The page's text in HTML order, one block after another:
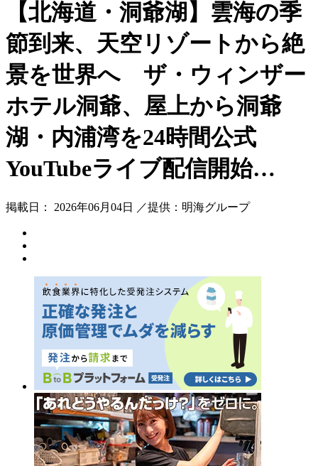
【北海道・洞爺湖】雲海の季
節到来、天空リゾートから絶
景を世界へ ザ・ウィンザー
ホテル洞爺、屋上から洞爺
湖・内浦湾を24時間公式
YouTubeライブ配信開始…
掲載日： 2026年06月04日 ／提供：明海グループ